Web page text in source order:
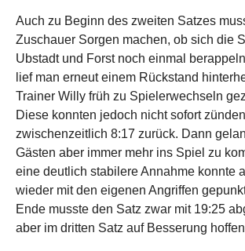
Auch zu Beginn des zweiten Satzes
Zuschauer Sorgen machen, ob sich die
Ubstadt und Forst noch einmal
lief man erneut einem Rückstand
Trainer Willy früh zu Spielerwechseln
Diese konnten jedoch nicht sofort
zwischenzeitlich 8:17 zurück. Dann
Gästen aber immer mehr ins Spiel zu
eine deutlich stabilere Annahme konnte
wieder mit den eigenen Angriffen
Ende musste den Satz zwar mit 19:25
aber im dritten Satz auf Besserung